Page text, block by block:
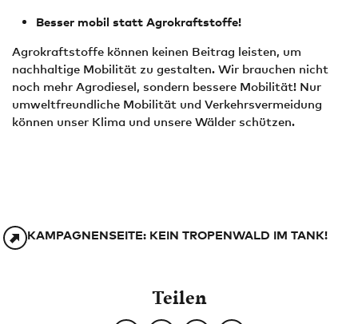
Besser mobil statt Agrokraftstoffe!
Agrokraftstoffe können keinen Beitrag leisten, um
nachhaltige Mobilität zu gestalten. Wir brauchen nicht
noch mehr Agrodiesel, sondern bessere Mobilität! Nur
umweltfreundliche Mobilität und Verkehrsvermeidung
können unser Klima und unsere Wälder schützen.
KAMPAGNENSEITE: KEIN TROPENWALD IM TANK!
Teilen